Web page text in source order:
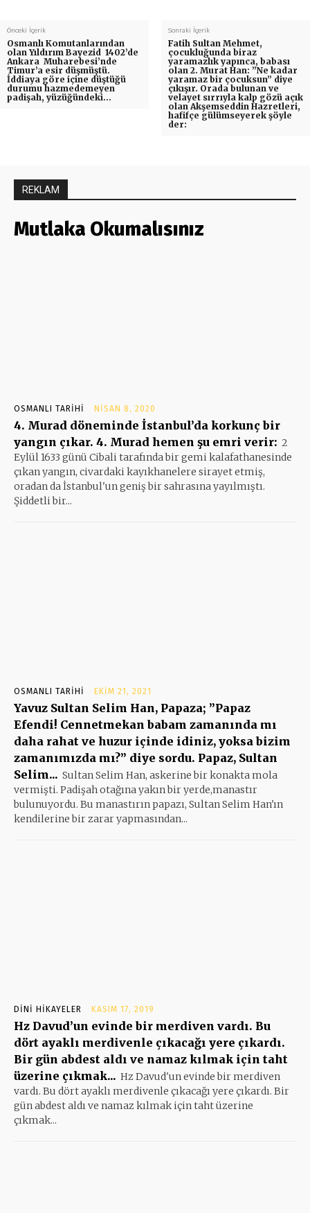
Önceki İçerik
Osmanlı Komutanlarından
olan Yıldırım Bayezid 1402’de
Ankara Muharebesi’nde
Timur’a esir düşmüştü.
İddiaya göre içine düştüğü
durumu hazmedemeyen
padişah, yüzüğündeki…
Sonraki İçerik
Fatih Sultan Mehmet,
çocukluğunda biraz
yaramazlık yapınca, babası
olan 2. Murat Han: ”Ne kadar
yaramaz bir çocuksun” diye
çıkışır. Orada bulunan ve
velayet sırrıyla kalp gözü açık
olan Akşemseddin Hazretleri,
hafifçe gülümseyerek şöyle
der:
REKLAM
Mutlaka Okumalısınız
OSMANLI TARIHI NISAN 8, 2020
4. Murad döneminde İstanbul’da korkunç bir
yangın çıkar. 4. Murad hemen şu emri verir: 2
Eylül 1633 günü Cibali tarafında bir gemi kalafathanesinde
çıkan yangın, civardaki kayıkhanelere sirayet etmiş,
oradan da İstanbul'un geniş bir sahrasına yayılmıştı.
Şiddetli bir...
OSMANLI TARIHI EKIM 21, 2021
Yavuz Sultan Selim Han, Papaza; ”Papaz
Efendi! Cennetmekan babam zamanında mı
daha rahat ve huzur içinde idiniz, yoksa bizim
zamanımızda mı?” diye sordu. Papaz, Sultan
Selim... Sultan Selim Han, askerine bir konakta mola
vermişti. Padişah otağına yakın bir yerde,manastır
bulunuyordu. Bu manastırın papazı, Sultan Selim Han'ın
kendilerine bir zarar yapmasından...
DINI HIKAYELER KASIM 17, 2019
Hz Davud’un evinde bir merdiven vardı. Bu
dört ayaklı merdivenle çıkacağı yere çıkardı.
Bir gün abdest aldı ve namaz kılmak için taht
üzerine çıkmak... Hz Davud'un evinde bir merdiven
vardı. Bu dört ayaklı merdivenle çıkacağı yere çıkardı. Bir
gün abdest aldı ve namaz kılmak için taht üzerine
çıkmak...